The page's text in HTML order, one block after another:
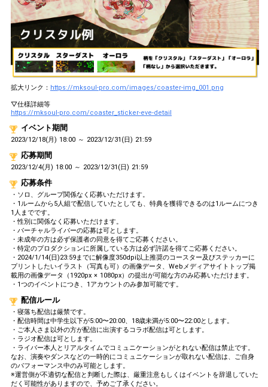
拡大リンク： https://mksoul-pro.com/images/coaster-img_001.png
▽仕様詳細等
https://mksoul-pro.com/coaster_sticker-eve-detail
イベント期間
2023/12/18(月) 18:00 ～ 2023/12/31(日) 21:59
応募期間
2023/12/4(月) 18:00 ～ 2023/12/31(日) 21:59
応募条件
・ソロ、グループ関係なく応募いただけます。
・1ルームから5人組で配信していたとしても、特典を獲得できるのは1ルームにつき
1人までです。
・性別に関係なく応募いただけます。
・バーチャルライバーの応募は可とします。
・未成年の方は必ず保護者の同意を得てご応募ください。
・特定のプロダクションに所属している方は必ず許諾を得てご応募ください。
・2024/1/14(日)23:59までに解像度350dpi以上推奨のコースター及びステッカーに
プリントしたいイラスト（写真も可）の画像データ、Webメディアサイトトップ掲
載用の画像データ（1920px × 1080px）の提出が可能な方のみ応募いただけます。
・1つのイベントにつき、1アカウントのみ参加可能です。
配信ルール
・寝落ち配信は厳禁です。
・配信時間は中学生以下が5:00〜20:00、18歳未満が5:00〜22:00とします。
・ご本人さま以外の方が配信に出演するコラボ配信は可とします。
・ラジオ配信は可とします。
・ライバー本人とリアルタイムでコミュニケーションがとれない配信は禁止です。
なお、演奏やダンスなどの一時的にコミュニケーションが取れない配信は、ご自身
のパフォーマンス中のみ可能とします。
※運営側が不適切な配信と判断した際は、厳重注意もしくはイベントを辞退していた
だく可能性がありますので、予めご了承ください。